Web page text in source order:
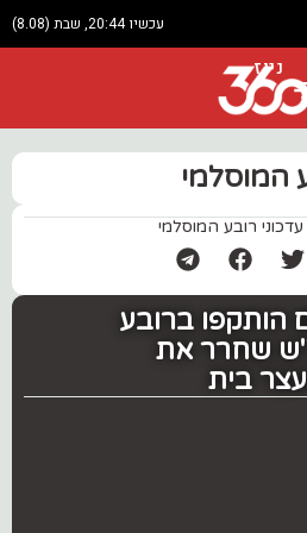
עכשיו 20:44, שבת (8.08)
ניוז
המוסלמי
רובע המוסלמי
הותקפו ברובע
שחרר את
בית